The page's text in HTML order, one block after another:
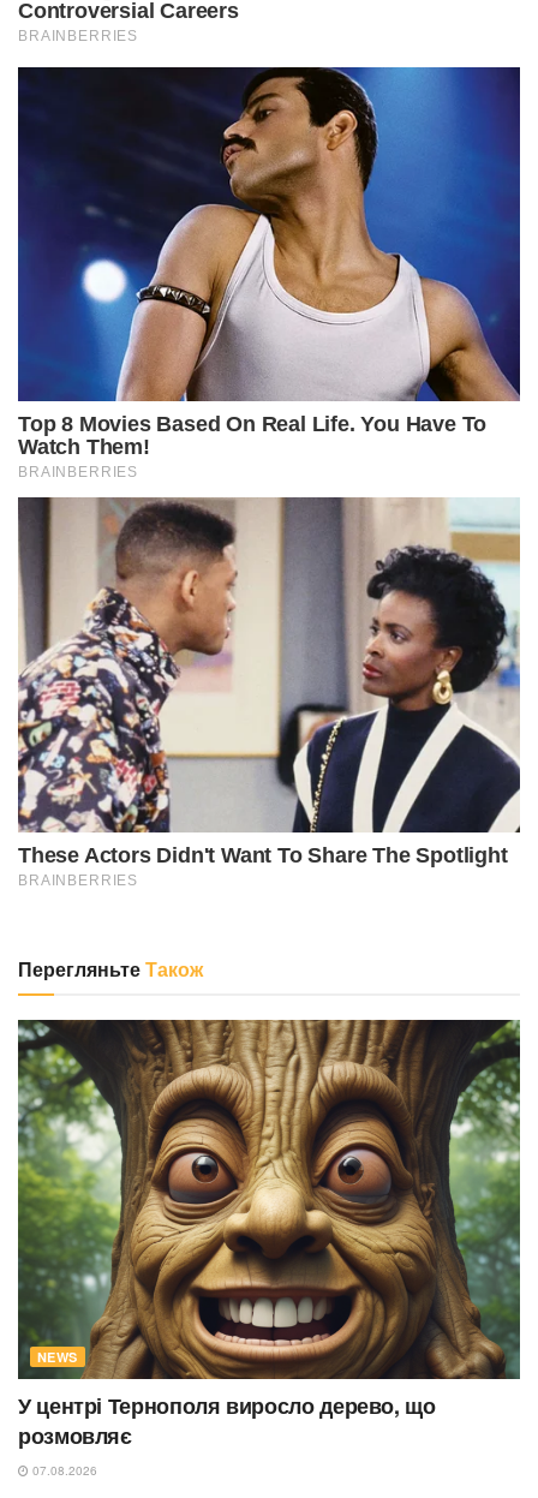
ПерегляньтеТакож
NEWS
У центрі Тернополя виросло дерево, що
розмовляє
07.08.2026